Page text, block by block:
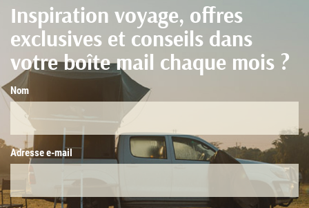
Inspiration voyage, offres
exclusives et conseils dans
votre boîte mail chaque mois ?
Nom
Adresse e-mail